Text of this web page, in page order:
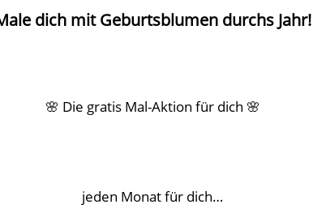
dich mit Geburtsblumen durchs Jahr!
🌸 Die gratis Mal-Aktion für dich 🌸
jeden Monat für dich…